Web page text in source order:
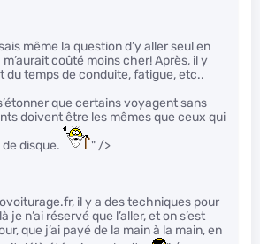
même la question d’y aller seul en
coûté moins cher! Après, il y
du temps de conduite, fatigue, etc..
que certains voyagent sans
doivent être les mêmes que ceux qui
disque.
" />
il y a des techniques pour
je n’ai réservé que l’aller, et on s’est
que j’ai payé de la main à la main, en